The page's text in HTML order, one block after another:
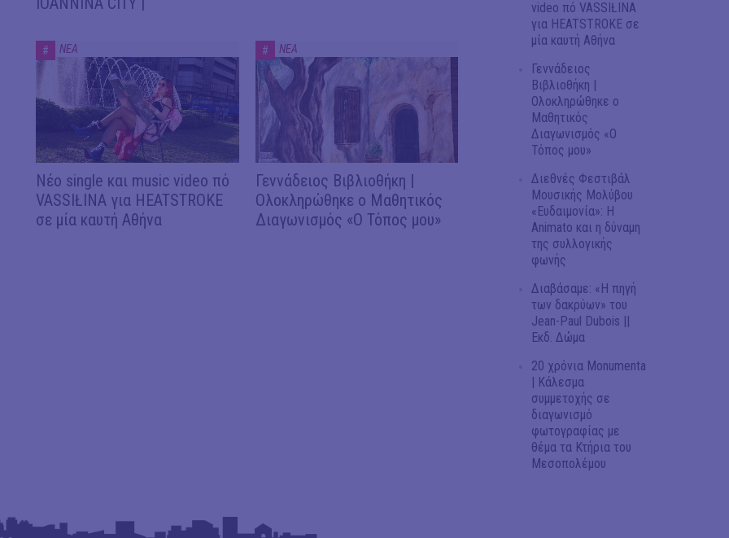
# ΝΕΑ
Νέο single και music video πό
VASSIŁINA για HEATSTROKE
σε μία καυτή Αθήνα
# ΝΕΑ
Γεννάδειος Βιβλιοθήκη |
Ολοκληρώθηκε ο Μαθητικός
Διαγωνισμός «Ο Τόπος μου»
video πό VASSIŁINA
για HEATSTROKE σε
μία καυτή Αθήνα
Γεννάδειος
Βιβλιοθήκη |
Ολοκληρώθηκε ο
Μαθητικός
Διαγωνισμός «Ο
Τόπος μου»
Διεθνές Φεστιβάλ
Μουσικής Μολύβου
«Ευδαιμονία»: Η
Animato και η δύναμη
της συλλογικής
φωνής
Διαβάσαμε: «Η πηγή
των δακρύων» του
Jean-Paul Dubois ||
Εκδ. Δώμα
20 χρόνια Monumenta
| Κάλεσμα
συμμετοχής σε
διαγωνισμό
φωτογραφίας με
θέμα τα Κτήρια του
Μεσοπολέμου